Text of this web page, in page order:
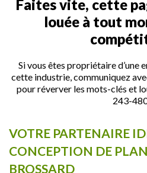
Faites vite, cette
louée à tout
Si vous êtes propriétaire d’une
cette industrie, communiquez
pour réverver les mots-clés et
243-
VOTRE PARTENAIRE
CONCEPTION DE
BROSSARD